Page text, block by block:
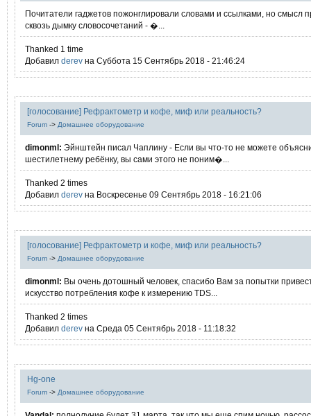
Почитатели гаджетов пожонглировали словами и ссылками, но смысл
сквозь дымку словосочетаний - �...
Thanked 1 time
Добавил derev на Суббота 15 Сентябрь 2018 - 21:46:24
[голосование] Рефрактометр и кофе, миф или реальность?
Forum -> Домашнее оборудование
dimonml: Эйнштейн писал Чаплину - Если вы что-то не можете
шестилетнему ребёнку, вы сами этого не поним�...
Thanked 2 times
Добавил derev на Воскресенье 09 Сентябрь 2018 - 16:21:06
[голосование] Рефрактометр и кофе, миф или реальность?
Forum -> Домашнее оборудование
dimonml: Вы очень дотошный человек, спасибо Вам за попытки
искусство потребления кофе к измерению TDS...
Thanked 2 times
Добавил derev на Среда 05 Сентябрь 2018 - 11:18:32
Hg-one
Forum -> Домашнее оборудование